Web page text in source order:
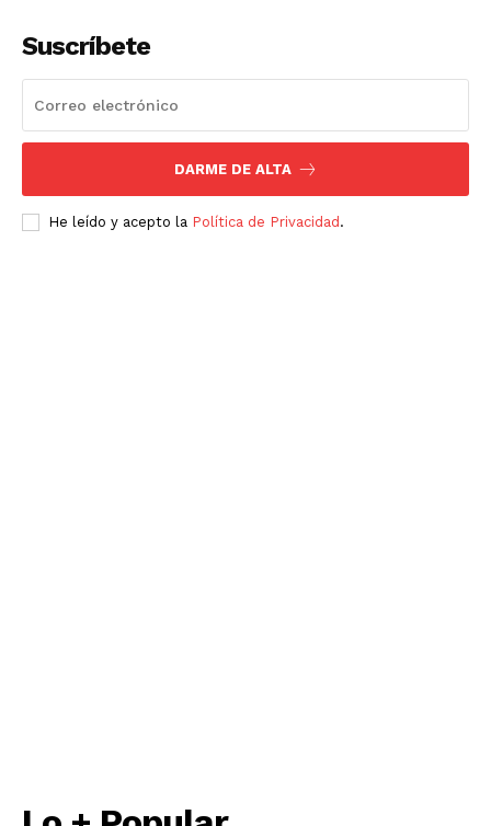
Suscríbete
DARME DE ALTA
He leído y acepto la Política de Privacidad .